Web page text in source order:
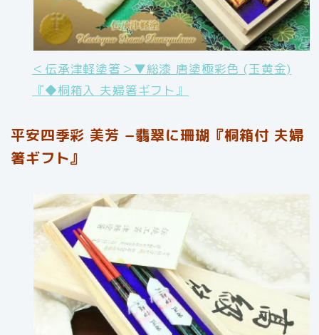
＜伝承津軽塗箸＞▼総漆 唐塗極彩色 (玉黄金)
『◆桐箱入 夫婦箸ギフト』
平安四季彩 美芳 −翡翠に珊瑚『桐箱付 夫婦
箸ギフト』